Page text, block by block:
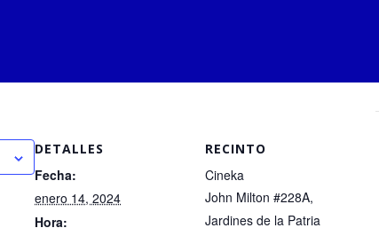
DETALLES
Fecha:
enero 14, 2024
Hora:
RECINTO
Cineka
John Milton #228A,
Jardines de la Patria